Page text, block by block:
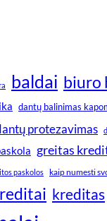
baldai biuro
dantų balinimas
protezavimas
greitas
paskolos kaip numesti
kreditas